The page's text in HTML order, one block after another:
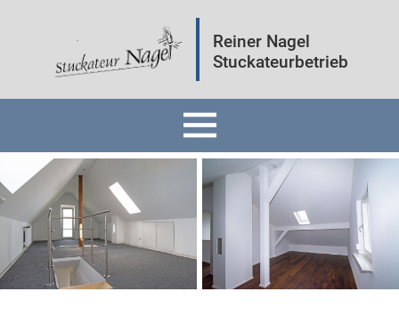
Reiner Nagel
Stuckateurbetrieb
Home
Fassaden
Innenräume